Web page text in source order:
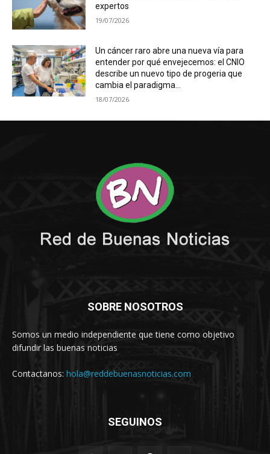
expertos
19/07/2026
Un cáncer raro abre una nueva vía para
entender por qué envejecemos: el CNIO
describe un nuevo tipo de progeria que
cambia el paradigma...
18/07/2026
SOBRE NOSOTROS
Somos un medio independiente que tiene como objetivo
difundir las buenas noticias
Contactanos: hola@reddebuenasnoticias.com
SEGUINOS